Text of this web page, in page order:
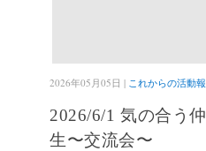
2026年05月05日 | これからの活動
2026/6/1 気の合う
生〜交流会〜